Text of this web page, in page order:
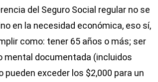
del Seguro Social regular no se
en la necesidad económica, eso sí,
como: tener 65 años o más; ser
mental documentada (incluidos
exceder los $2,000 para un